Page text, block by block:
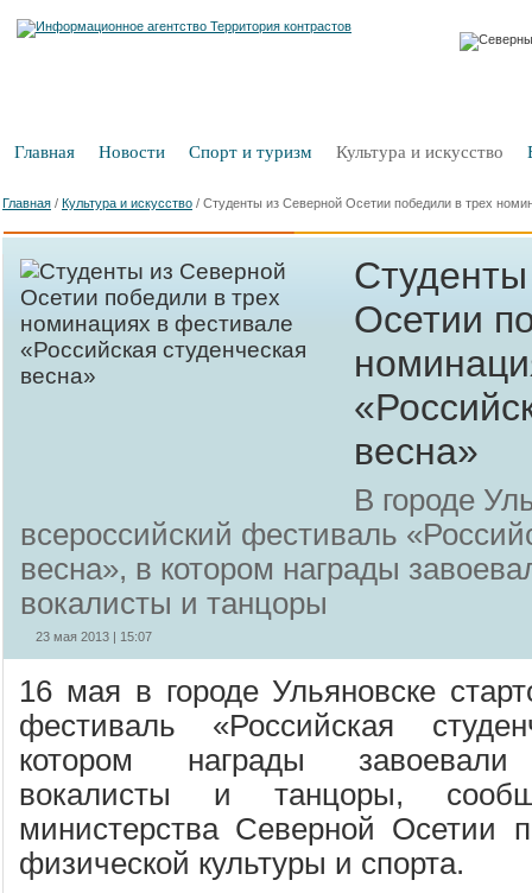
Главная Новости Спорт и туризм Культура и искусство
Главная / Культура и искусство / Студенты из Северной Осетии победили в трех
Осетии
весна»
В городе
всероссийский фестиваль
весна», в котором награды
вокалисты и танцоры
23 мая 2013 | 15:07
16 мая в городе Ульяновске
фестиваль «Российская
котором награды завоевали
вокалисты и танцоры,
министерства Северной Осетии
физической культуры и спорта.